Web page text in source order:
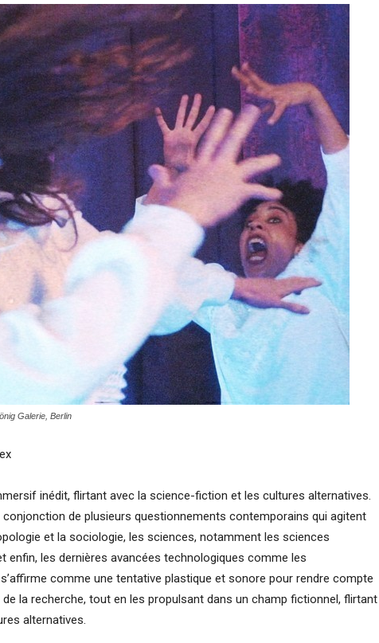
Galerie, Berlin
inédit, flirtant avec la science-fiction et les cultures alternatives.
conjonction de plusieurs questionnements contemporains qui agitent
et la sociologie, les sciences, notamment les sciences
enfin, les dernières avancées technologiques comme les
comme une tentative plastique et sonore pour rendre compte
la recherche, tout en les propulsant dans un champ fictionnel, flirtant
alternatives.